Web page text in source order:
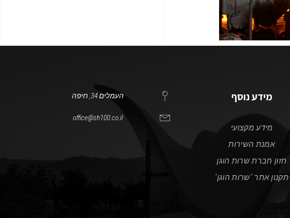
העמלים 34, חיפה
office@sh100.co.il
מידע נוסף
מידע מקצועי
אמנת השירות
חזון חברת שרות הוגן
תקנון אתר "שרות הוגן"